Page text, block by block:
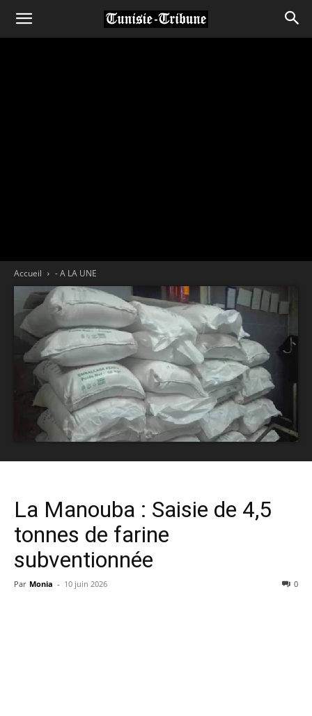
Accueil - A LA UNE
La Manouba : Saisie de 4,5
tonnes de farine
subventionnée
Par Monia - 10 juin 2026 0